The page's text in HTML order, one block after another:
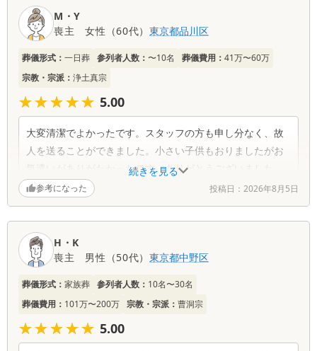
続きを見る
M・Y
喪主
女性 （60代）東京都品川区
葬儀形式： 一日葬 参列者人数： 〜10名 葬儀費用： 41万〜60万
宗教・宗派： 浄土真宗
★★★★★
★★★★★ 5.00
大変清潔でよかったです。スタッフの方も申し分なく、故
人を送ることができました。小さい子供もおりましたがお
気遣いがありがたかったです。ありがとうございました。
参考になった 投稿日： 2026年8月5日
H・K
喪主
男性 （50代）東京都中野区
葬儀形式： 家族葬 参列者人数： 10名〜30名
葬儀費用： 101万〜200万 宗教・宗派： 曹洞宗
★★★★★
★★★★★ 5.00